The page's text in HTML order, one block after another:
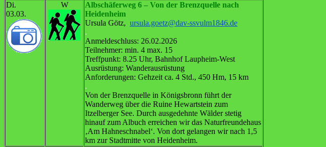
Di.
03.03.
W
Albschäferweg 6 – Von der Brenzquelle nach
Heidenheim
Ursula Götz, ursula.goetz@dav-ssvulm1846.de
.
Anmeldeschluss: 26.02.2026
Teilnehmer: min. 4 max. 15
Treffpunkt: 8.25 Uhr, Bahnhof Laupheim-West
Ausrüstung: Wanderausrüstung
Anforderungen: Gehzeit ca. 4 Std., 450 Hm, 15 km
.
Von der Brenzquelle in Königsbronn führt der
Wanderweg über die Ruine Hewartstein zum
Itzelberger See. Durch ausgedehnte Wälder stetig
hinauf zum Albuch erreichen wir das Naturfreundehaus
‚Am Hahneschnabel‘. Von dort gelangen wir nach 1,5
km zur Stadtmitte von Heidenheim.